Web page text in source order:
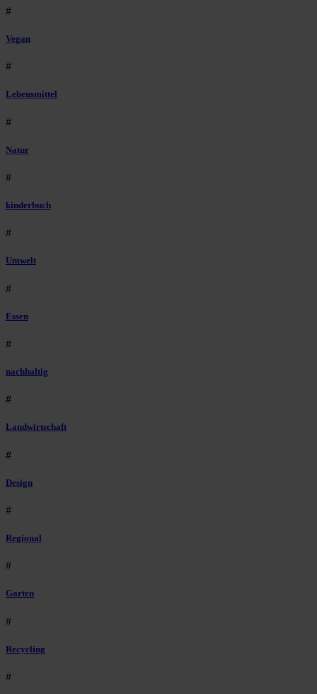
#
Vegan
#
Lebensmittel
#
Natur
#
kinderbuch
#
Umwelt
#
Essen
#
nachhaltig
#
Landwirtschaft
#
Design
#
Regional
#
Garten
#
Recycling
#